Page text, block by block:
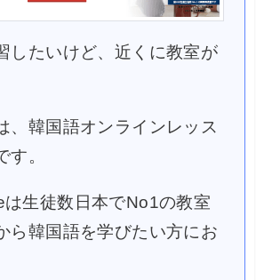
したいけど、近くに教室が
、韓国語オンラインレッス
す。
生徒数日本でNo1の教室
ら韓国語を学びたい方にお